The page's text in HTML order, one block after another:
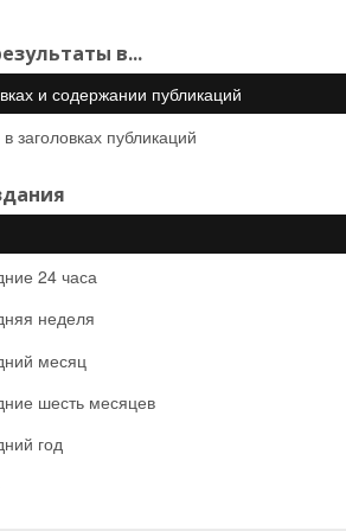
в...
и содержании публикаций
заголовках публикаций
24 часа
неделя
месяц
шесть месяцев
год